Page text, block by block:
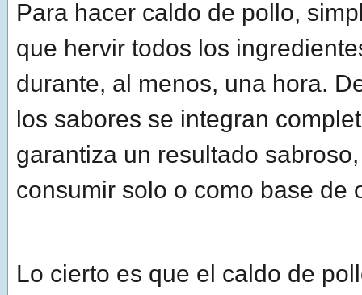
Para hacer caldo de pollo,
que hervir todos los
durante, al menos, una hora.
los sabores se integran
garantiza un resultado
consumir solo o como base de
Lo cierto es que el caldo de